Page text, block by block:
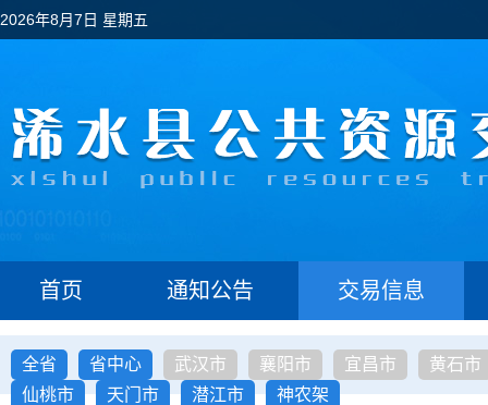
2026年8月7日 星期五
首页 通知公告 交易信息
全省 省中心 武汉市 襄阳市 宜昌市
黄石市
仙桃市
天门市 潜江市
神农架